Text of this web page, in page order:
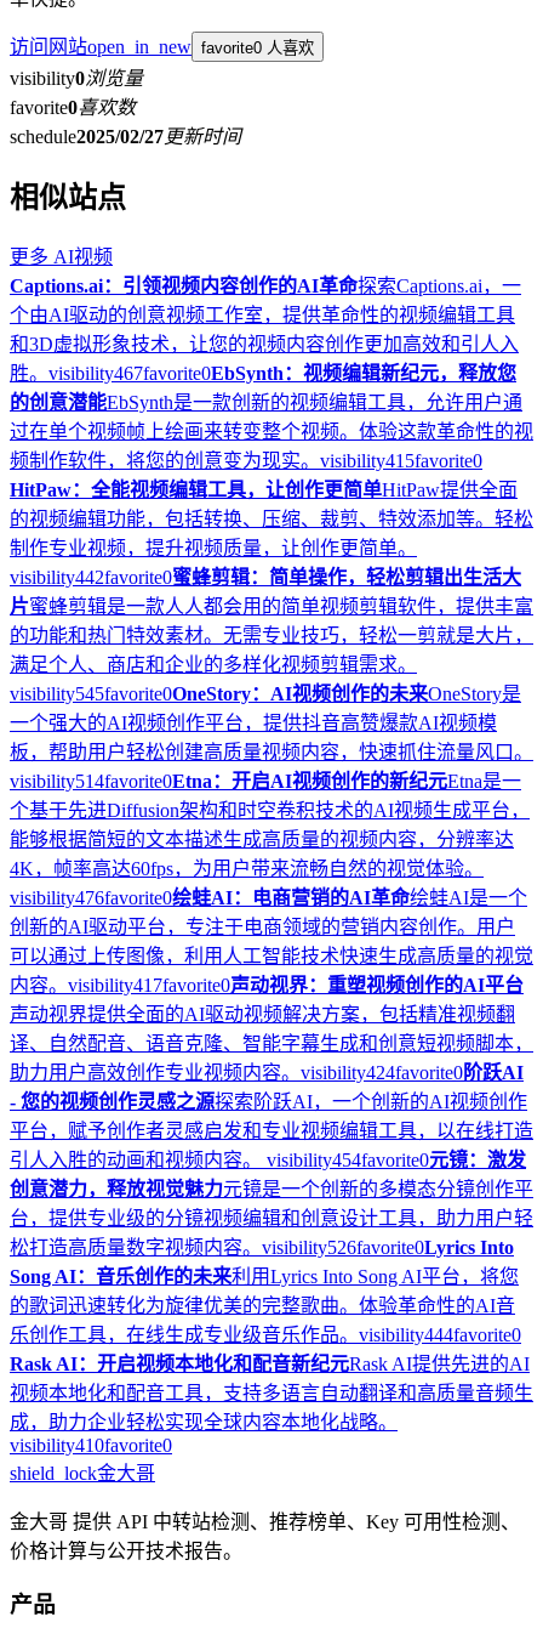
访问网站open_in_new favorite0 人喜欢
visibility0浏览量
favorite0喜欢数
schedule2025/02/27更新时间
相似站点
更多 AI视频
Captions.ai：引领视频内容创作的AI革命探索Captions.ai，一
个由AI驱动的创意视频工作室，提供革命性的视频编辑工具
和3D虚拟形象技术，让您的视频内容创作更加高效和引人入
胜。 visibility467favorite0EbSynth：视频编辑新纪元，释放您
的创意潜能EbSynth是一款创新的视频编辑工具，允许用户通
过在单个视频帧上绘画来转变整个视频。体验这款革命性的视
频制作软件，将您的创意变为现实。 visibility415favorite0
HitPaw：全能视频编辑工具，让创作更简单HitPaw提供全面
的视频编辑功能，包括转换、压缩、裁剪、特效添加等。轻松
制作专业视频，提升视频质量，让创作更简单。
visibility442favorite0蜜蜂剪辑：简单操作，轻松剪辑出生活大
片蜜蜂剪辑是一款人人都会用的简单视频剪辑软件，提供丰富
的功能和热门特效素材。无需专业技巧，轻松一剪就是大片，
满足个人、商店和企业的多样化视频剪辑需求。
visibility545favorite0OneStory：AI视频创作的未来OneStory是
一个强大的AI视频创作平台，提供抖音高赞爆款AI视频模
板，帮助用户轻松创建高质量视频内容，快速抓住流量风口。
visibility514favorite0Etna：开启AI视频创作的新纪元Etna是一
个基于先进Diffusion架构和时空卷积技术的AI视频生成平台，
能够根据简短的文本描述生成高质量的视频内容，分辨率达
4K，帧率高达60fps，为用户带来流畅自然的视觉体验。
visibility476favorite0绘蛙AI：电商营销的AI革命绘蛙AI是一个
创新的AI驱动平台，专注于电商领域的营销内容创作。用户
可以通过上传图像，利用人工智能技术快速生成高质量的视觉
内容。 visibility417favorite0声动视界：重塑视频创作的AI平台
声动视界提供全面的AI驱动视频解决方案，包括精准视频翻
译、自然配音、语音克隆、智能字幕生成和创意短视频脚本，
助力用户高效创作专业视频内容。 visibility424favorite0阶跃AI
- 您的视频创作灵感之源探索阶跃AI，一个创新的AI视频创作
平台，赋予创作者灵感启发和专业视频编辑工具，以在线打造
引人入胜的动画和视频内容。 visibility454favorite0元镜：激发
创意潜力，释放视觉魅力元镜是一个创新的多模态分镜创作平
台，提供专业级的分镜视频编辑和创意设计工具，助力用户轻
松打造高质量数字视频内容。 visibility526favorite0Lyrics Into
Song AI：音乐创作的未来利用Lyrics Into Song AI平台，将您
的歌词迅速转化为旋律优美的完整歌曲。体验革命性的AI音
乐创作工具，在线生成专业级音乐作品。 visibility444favorite0
Rask AI：开启视频本地化和配音新纪元Rask AI提供先进的AI
视频本地化和配音工具，支持多语言自动翻译和高质量音频生
成，助力企业轻松实现全球内容本地化战略。
visibility410favorite0
shield_lock金大哥
金大哥 提供 API 中转站检测、推荐榜单、Key 可用性检测、
价格计算与公开技术报告。
产品